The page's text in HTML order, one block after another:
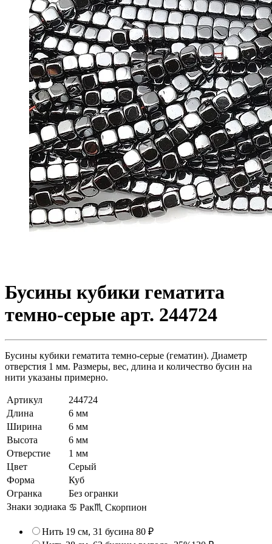
Бусины кубики гематита
темно-серые арт. 244724
Бусины кубики гематита темно-серые (гематин). Диаметр
отверстия 1 мм. Размеры, вес, длина и количество бусин на
нити указаны примерно.
Артикул
244724
Длина
6 мм
Ширина
6 мм
Высота
6 мм
Отверстие
1 мм
Цвет
Серый
Форма
Куб
Огранка
Без огранки
Знаки зодиака ♋ Рак♏ Скорпион
Нить 19 см, 31 бусина 80 ₽